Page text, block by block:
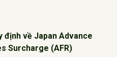
định về Japan Advance
Surcharge (AFR)